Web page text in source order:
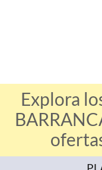
Explora